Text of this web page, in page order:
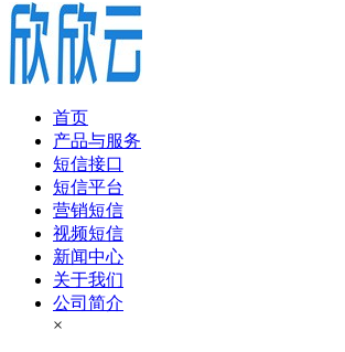
首页
产品与服务
短信接口
短信平台
营销短信
视频短信
新闻中心
关于我们
公司简介
×